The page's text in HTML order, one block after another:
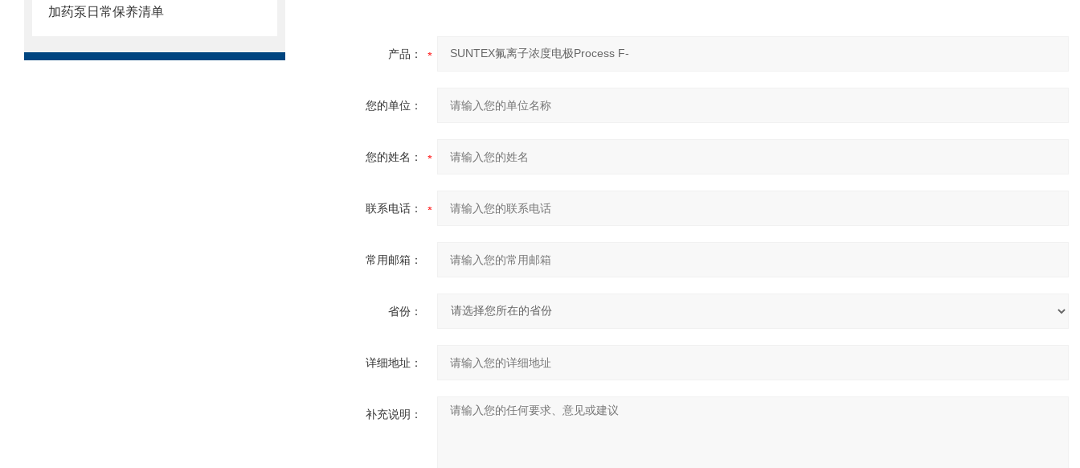
加药泵日常保养清单
产品：
您的单位：
您的姓名：
联系电话：
常用邮箱：
省份：
详细地址：
补充说明：